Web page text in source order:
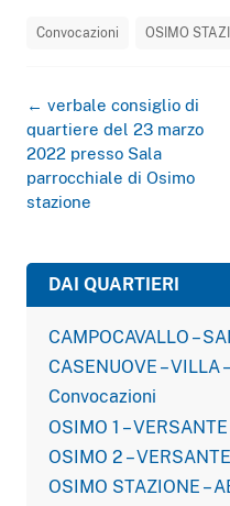
Convocazioni OSIMO
Navigazione
articolo
← verbale consiglio di
quartiere del 23 marzo
2022 presso Sala
parrocchiale di Osimo
stazione
DAI QUARTIERI
CAMPOCAVALLO –
CASENUOVE – VILLA
Convocazioni
OSIMO 1 –
OSIMO 2 –
OSIMO STAZIONE –